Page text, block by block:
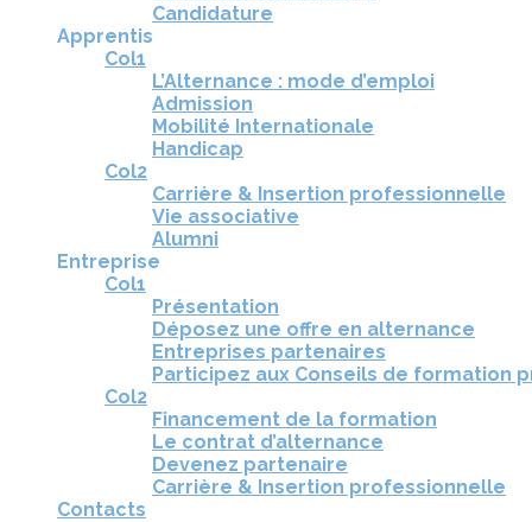
Candidature
Apprentis
Col1
L’Alternance : mode d’emploi
Admission
Mobilité Internationale
Handicap
Col2
Carrière & Insertion professionnelle
Vie associative
Alumni
Entreprise
Col1
Présentation
Déposez une offre en alternance
Entreprises partenaires
Participez aux Conseils de formation
Col2
Financement de la formation
Le contrat d’alternance
Devenez partenaire
Carrière & Insertion professionnelle
Contacts